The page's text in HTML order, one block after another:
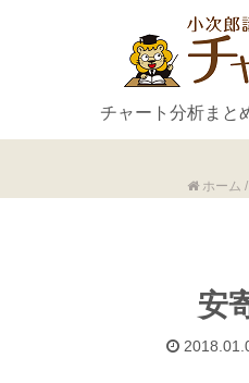
チャート分析まと
ホーム /
安